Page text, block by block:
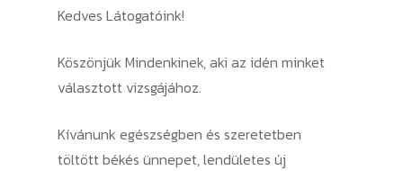
Kedves Látogatóink!
Köszönjük Mindenkinek, aki az idén minket
választott vizsgájához.
Kívánunk egészségben és szeretetben
töltött békés ünnepet, lendületes új